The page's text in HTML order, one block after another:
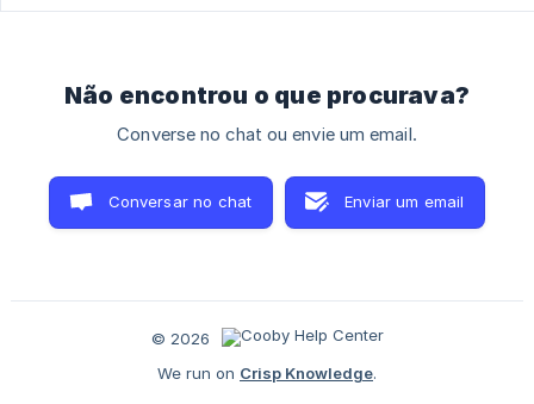
Não encontrou o que procurava?
Converse no chat ou envie um email.
Conversar no chat Enviar um email
© 2026
We run on Crisp Knowledge.